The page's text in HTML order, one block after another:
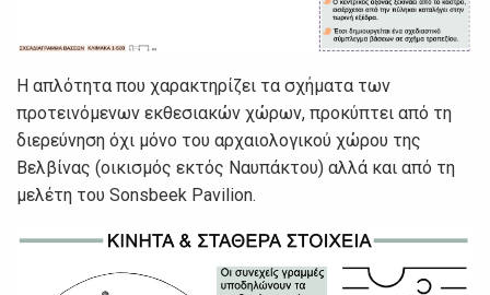
Η απλότητα που χαρακτηρίζει τα σχήματα των
προτεινόμενων εκθεσιακών χώρων, προκύπτει από τη
διερεύνηση όχι μόνο του αρχαιολογικού χώρου της
Βελβίνας (οικισμός εκτός Ναυπάκτου) αλλά και από τη
μελέτη του Sonsbeek Pavilion.